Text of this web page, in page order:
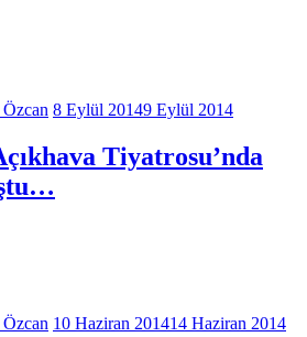
8 Eylül 20149 Eylül 2014
Tiyatrosu’nda
10 Haziran 201414 Haziran 2014